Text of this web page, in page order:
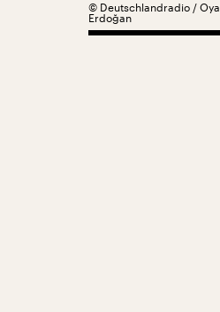
© Deutschlandradio / Oya
Erdoğan